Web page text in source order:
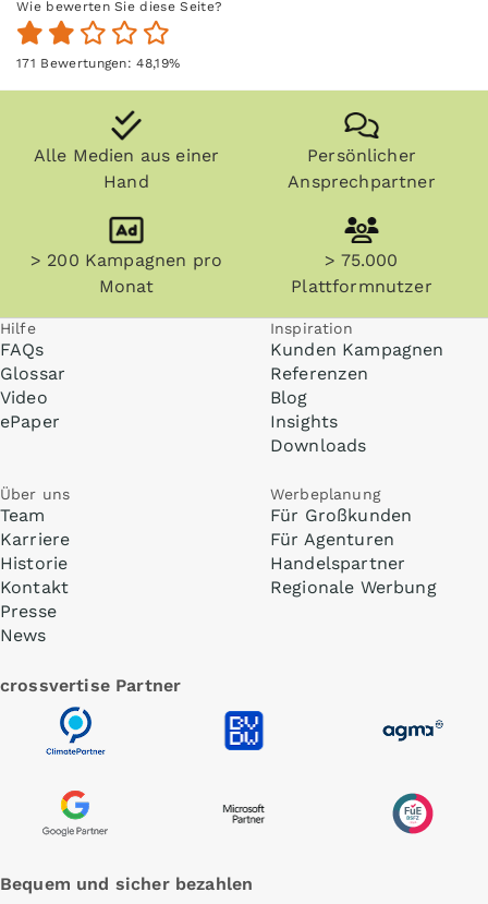
Wie bewerten Sie diese Seite?
171 Bewertungen:48,19%
Alle Medien aus einer
Hand
Persönlicher
Ansprechpartner
> 200 Kampagnen pro
Monat
> 75.000
Plattformnutzer
Hilfe
FAQs
Glossar
Video
ePaper
Inspiration
Kunden Kampagnen
Referenzen
Blog
Insights
Downloads
Über uns
Team
Karriere
Historie
Kontakt
Presse
News
Werbeplanung
Für Großkunden
Für Agenturen
Handelspartner
Regionale Werbung
crossvertise Partner
Bequem und sicher bezahlen